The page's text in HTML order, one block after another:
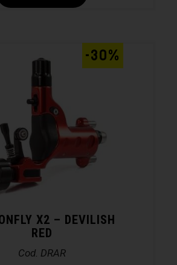
X2 – DEVILISH
RED
Cod. DRAR
-30%